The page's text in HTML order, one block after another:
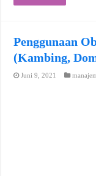
Penggunaan
(Kambing,
Juni 9, 2021